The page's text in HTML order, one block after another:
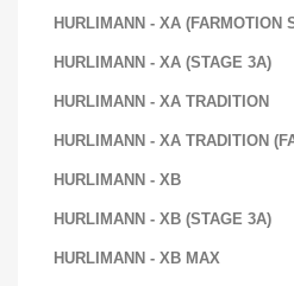
HURLIMANN - XA (FARMOTION
HURLIMANN - XA (STAGE 3A)
HURLIMANN - XA TRADITION
HURLIMANN - XA TRADITION
HURLIMANN - XB
HURLIMANN - XB (STAGE 3A)
HURLIMANN - XB MAX